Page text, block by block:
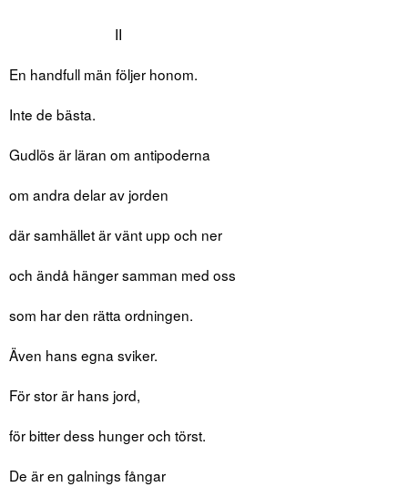
II
En handfull män följer honom.
Inte de bästa.
Gudlös är läran om antipoderna
om andra delar av jorden
där samhället är vänt upp och ner
och ändå hänger samman med oss
som har den rätta ordningen.
Även hans egna sviker.
För stor är hans jord,
för bitter dess hunger och törst.
De är en galnings fångar